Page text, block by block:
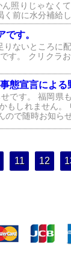
照りじゃなく
く前に水分補給
です。
ないところに
す。 クリクラ
態宣言によ
です。 福岡県
もしれません
ので随時お知ら
11 12